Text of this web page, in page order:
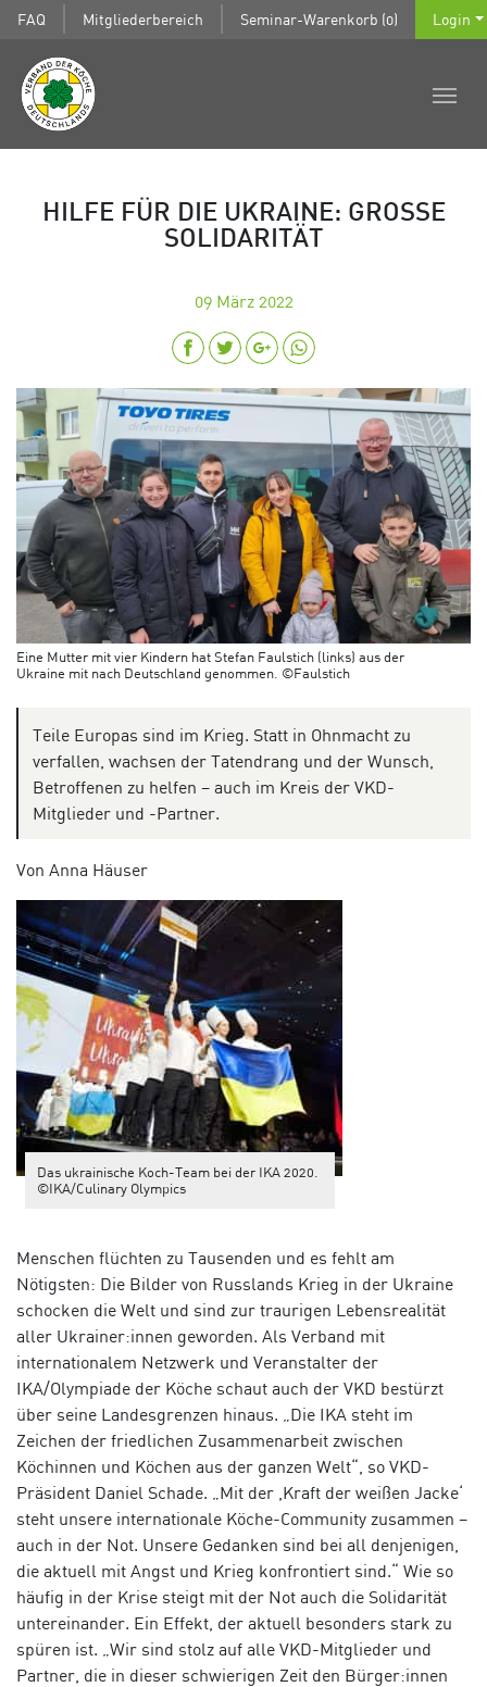
FAQ Mitgliederbereich Seminar-Warenkorb (0) Login
HILFE FÜR DIE UKRAINE: GROSSE S
OLIDARITÄT
09 März 2022
Eine Mutter mit vier Kindern hat Stefan Faulstich (links) aus der
Ukraine mit nach Deutschland genommen. ©Faulstich
Teile Europas sind im Krieg. Statt in Ohnmacht zu
verfallen, wachsen der Tatendrang und der Wunsch,
Betroffenen zu helfen – auch im Kreis der VKD-
Mitglieder und -Partner.
Von Anna Häuser
Das ukrainische Koch-Team bei der IKA 2020.
©IKA/Culinary Olympics
Menschen flüchten zu Tausenden und es fehlt am
Nötigsten: Die Bilder von Russlands Krieg in der Ukraine
schocken die Welt und sind zur traurigen Lebensrealität
aller Ukrainer:innen geworden. Als Verband mit
internationalem Netzwerk und Veranstalter der
IKA/Olympiade der Köche schaut auch der VKD bestürzt
über seine Landesgrenzen hinaus. „Die IKA steht im
Zeichen der friedlichen Zusammenarbeit zwischen
Köchinnen und Köchen aus der ganzen Welt“, so VKD-
Präsident Daniel Schade. „Mit der ,Kraft der weißen Jacke‘
steht unsere internationale Köche-Community zusammen –
auch in der Not. Unsere Gedanken sind bei all denjenigen,
die aktuell mit Angst und Krieg konfrontiert sind.“ Wie so
häufig in der Krise steigt mit der Not auch die Solidarität
untereinander. Ein Effekt, der aktuell besonders stark zu
spüren ist. „Wir sind stolz auf alle VKD-Mitglieder und
Partner, die in dieser schwierigen Zeit den Bürger:innen